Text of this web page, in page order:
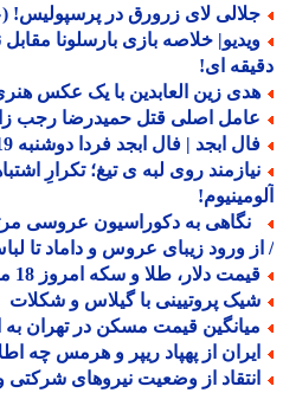
لای زرورق در پرسپولیس!
ای!
زین العابدین با یک عکس هنری
اصلی قتل حمیدرضا رجب زاده
ابجد | فال ابجد فردا دوشنبه 19 مرداد ماه 1405
روی لبه ی تیغ؛ تکرارِ
به دکوراسیون عروسی
ورود زیبای عروس و داماد تا
دلار، طلا و سکه امروز 18 مرداد 1405
پروتیینی با گیلاس و شکلات
قیمت مسکن در تهران به
از پهپاد ریپر و هرمس چه
از وضعیت نیروهای شرکتی و